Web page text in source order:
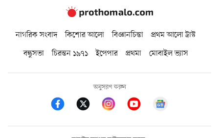
নাগরিক সংবাদ কিশোর আলো বিজ্ঞানচিন্তা
প্রথম আলো ট্রাস্ট
বন্ধুসভা
চিরন্তন ১৯৭১ ইপেপার প্রথমা মোবাইল ভ্যাস
অনুসরণ করুন